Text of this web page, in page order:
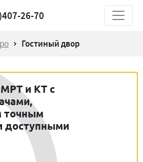
26-70
Гостиный двор
и КТ с
точным
доступными